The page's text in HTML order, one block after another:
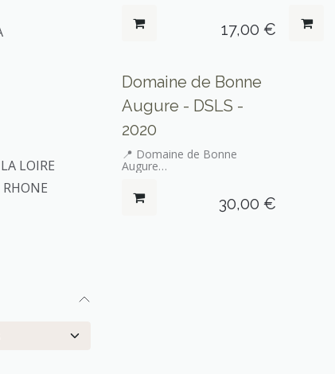
LOIRE
17,00 €
Domaine de Bonne
Augure - DSLS -
2020
📍 Domaine de Bonne
Augure
🎨 Vin Blanc
30,00 €